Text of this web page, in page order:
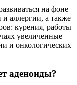
на фоне
аллергии, а также
курения, работы
увеличенные
и онкологических
аденоиды?